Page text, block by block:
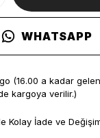
WHATSAPP
(16.00 a kadar
kargoya verilir.)
Kolay İade ve